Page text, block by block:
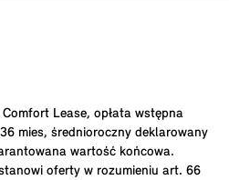
Lease, opłata wstępna
36 mies, średnioroczny deklarowany
wartość końcowa.
oferty w rozumieniu art. 66